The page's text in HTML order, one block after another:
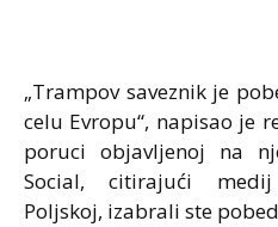
„Trampov saveznik je
celu Evropu“, napisao je
poruci objavljenoj na
Social, citirajući medij
Poljskoj, izabrali ste